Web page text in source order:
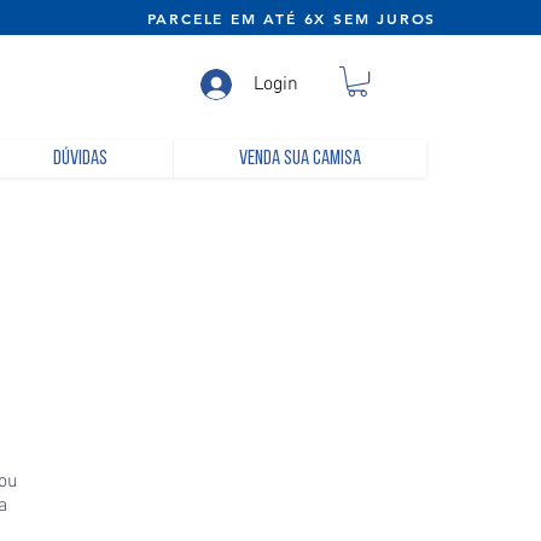
EM ATÉ 6X SEM JUROS
Login
Dúvidas Venda sua camisa